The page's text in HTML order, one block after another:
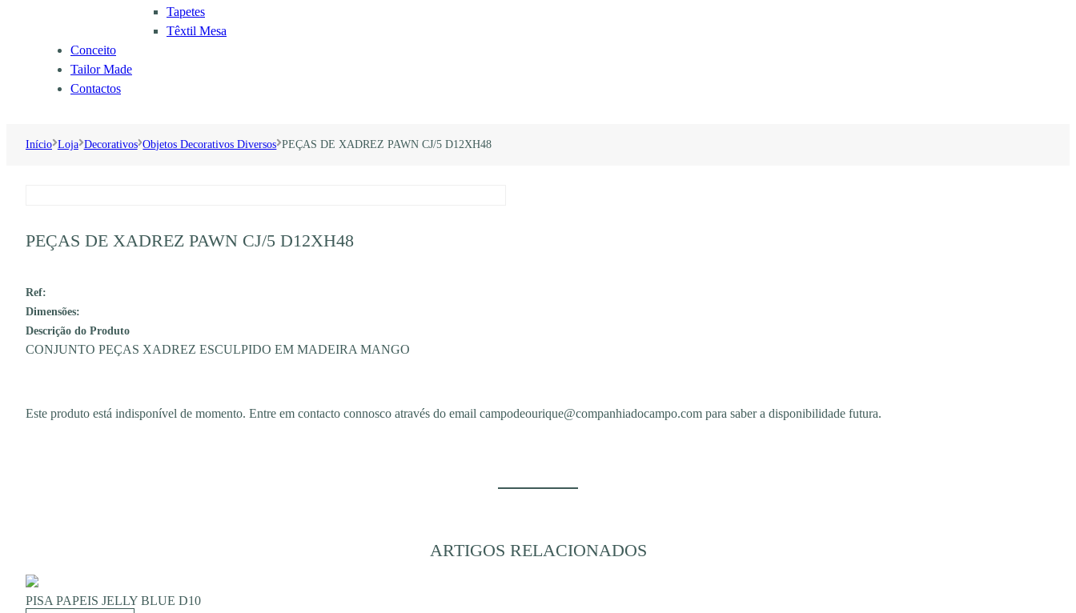
Tapetes
Têxtil Mesa
Conceito
Tailor Made
Contactos
Início Loja Decorativos Objetos Decorativos Diversos PEÇAS DE XADREZ PAWN CJ/5 D12XH48
PEÇAS DE XADREZ PAWN CJ/5 D12XH48
Ref:
Dimensões:
Descrição do Produto
CONJUNTO PEÇAS XADREZ ESCULPIDO EM MADEIRA MANGO
Este produto está indisponível de momento. Entre em contacto connosco através do email campodeourique@companhiadocampo.com para saber a disponibilidade futura.
ARTIGOS RELACIONADOS
PISA PAPEIS JELLY BLUE D10